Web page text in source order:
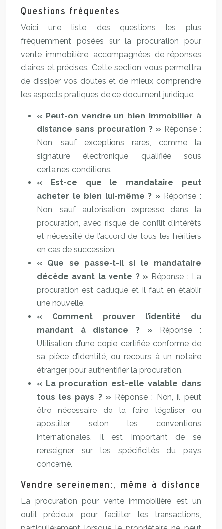
Questions fréquentes
Voici une liste des questions les plus
fréquemment posées sur la procuration pour
vente immobilière, accompagnées de réponses
claires et précises. Cette section vous permettra
de dissiper vos doutes et de mieux comprendre
les aspects pratiques de ce document juridique.
« Peut-on vendre un bien immobilier à
distance sans procuration ? » Réponse :
Non, sauf exceptions rares, comme la
signature électronique qualifiée sous
certaines conditions.
« Est-ce que le mandataire peut
acheter le bien lui-même ? » Réponse :
Non, sauf autorisation expresse dans la
procuration, avec risque de conflit d’intérêts
et nécessité de l’accord de tous les héritiers
en cas de succession.
« Que se passe-t-il si le mandataire
décède avant la vente ? » Réponse : La
procuration est caduque et il faut en établir
une nouvelle.
« Comment prouver l’identité du
mandant à distance ? » Réponse :
Utilisation d’une copie certifiée conforme de
sa pièce d’identité, ou recours à un notaire
étranger pour authentifier la procuration.
« La procuration est-elle valable dans
tous les pays ? » Réponse : Non, il peut
être nécessaire de la faire légaliser ou
apostiller selon les conventions
internationales. Il est important de se
renseigner sur les spécificités du pays
concerné.
Vendre sereinement, même à distance
La procuration pour vente immobilière est un
outil précieux pour faciliter les transactions,